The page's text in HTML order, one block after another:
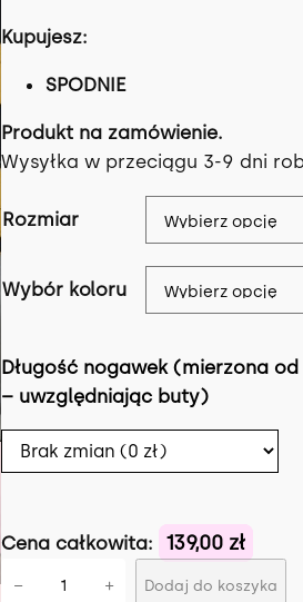
Kupujesz:
SPODNIE
Produkt na zamówienie.
Wysyłka w przeciągu 3-9 dni
Rozmiar
Wybór koloru
Długość nogawek (mierzona
– uwzględniając buty)
Cena całkowita: 139,00 zł
− + Dodaj do koszyka